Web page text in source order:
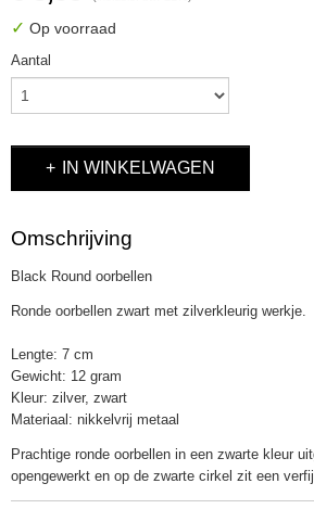
✓ Op voorraad
Aantal
IN WINKELWAGEN
Omschrijving
Black Round oorbellen
Ronde oorbellen zwart met zilverkleurig werkje.
Lengte: 7 cm
Gewicht: 12 gram
Kleur: zilver, zwart
Materiaal: nikkelvrij metaal
Prachtige ronde oorbellen in een zwarte kleur
opengewerkt en op de zwarte cirkel zit een